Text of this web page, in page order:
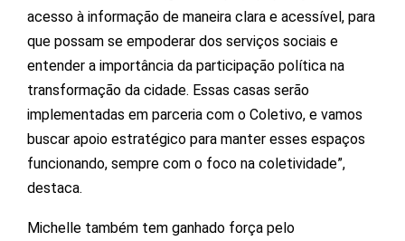
acesso à informação de maneira clara e acessível, para
que possam se empoderar dos serviços sociais e
entender a importância da participação política na
transformação da cidade. Essas casas serão
implementadas em parceria com o Coletivo, e vamos
buscar apoio estratégico para manter esses espaços
funcionando, sempre com o foco na coletividade”,
destaca.
Michelle também tem ganhado força pelo